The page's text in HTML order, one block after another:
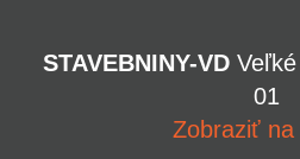
STAVEBNINY-VD
01
Zobraziť na